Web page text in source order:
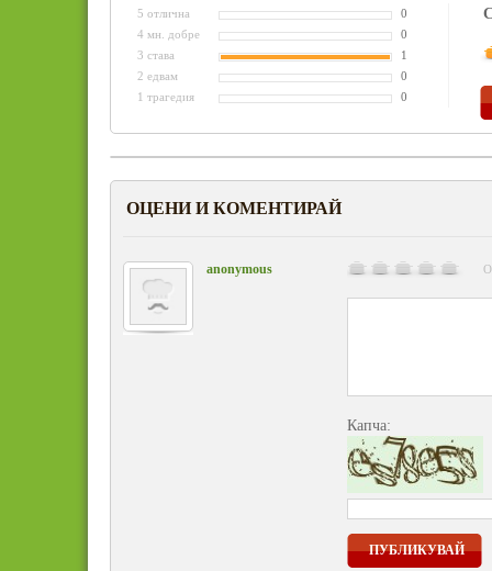
5 отлична
0
4 мн. добре
0
3 става
1
2 едвам
0
1 трагедия
0
ОЦЕНИ И КОМЕНТИРАЙ
anonymous
Капча:
ПУБЛИКУВАЙ